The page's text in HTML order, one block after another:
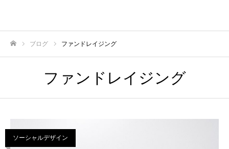
ブログ ファンドレイジング
ファンドレイジング
ソーシャルデザイン